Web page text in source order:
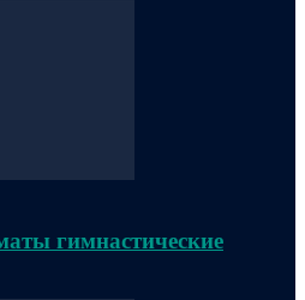
гимнастические